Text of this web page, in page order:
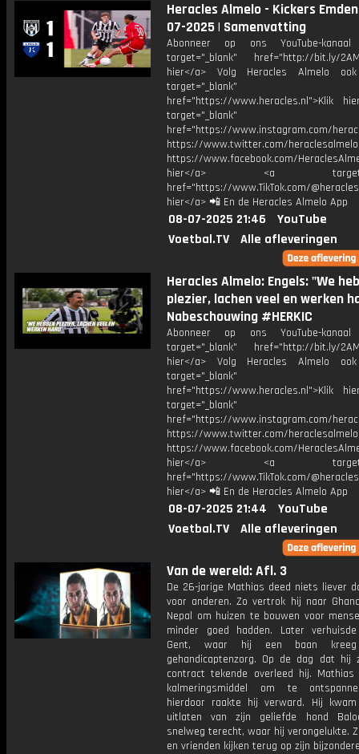
Heracles Almelo - Kickers
07-2025 | Samenvatting
Abonneer op ons YouTube-
target="_blank" href="http://bit.ly/
hier</a> Volg Heracles Almelo
target="_blank"
href="https://www.heracles.nl">Klik
target="_blank"
href="https://www.instagram.com/
https://www.twitter.com/heraclesalmelo
https://www.facebook.com/
hier</a> <a
href="https://www.TikTok.com/
hier</a> 📲 En de Heracles Almelo App
08-07-2025 21:46
YouTube
Voetbal.TV
Alle afleveringen
Heracles Almelo: Engels: "We
plezier, lachen veel en werken
Nabeschouwing #HERKIC
Abonneer op ons YouTube-
target="_blank" href="http://bit.ly/
hier</a> Volg Heracles Almelo
target="_blank"
href="https://www.heracles.nl">Klik
target="_blank"
href="https://www.instagram.com/
https://www.twitter.com/heraclesalmelo
https://www.facebook.com/
hier</a> <a
href="https://www.TikTok.com/
hier</a> 📲 En de Heracles Almelo App
08-07-2025 21:44
YouTube
Voetbal.TV
Alle afleveringen
Van de wereld: Afl. 3
De 26-jarige Mathias deed niets liever
voor anderen. Zo vertrok hij naar
Nepal om huizen te bouwen voor
minder goed hadden. Later
Gent, waar hij een baan
gehandicaptenzorg. Op de dag dat hij
contract tekende overleed hij.
kalmeringsmiddel om te
hierdoor raakte hij verward. Hij
uitlaten van zijn geliefde hond
snelweg terecht, waar hij verongelukte.
en vrienden kijken terug op zijn